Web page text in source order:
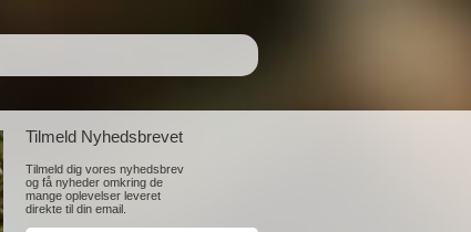
Tilmeld Nyhedsbrevet
Tilmeld dig vores nyhedsbrev
og få nyheder omkring de
mange oplevelser leveret
direkte til din email.